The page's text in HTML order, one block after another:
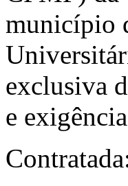
município
exclusiva
e